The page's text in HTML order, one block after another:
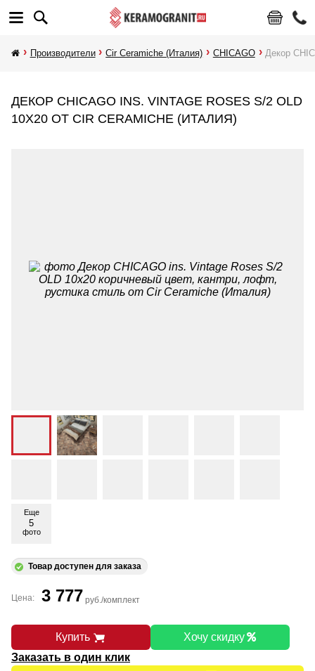
Производители Cir Ceramiche (Италия) CHICAGO Декор
ДЕКОР CHICAGO INS. VINTAGE ROSES S/2 OLD
10X20 ОТ CIR CERAMICHE (ИТАЛИЯ)
Еще
5
фото
Товар доступен для заказа
Цена: 3 777 руб./комплект
Купить
Заказать в один клик
Хочу скидку